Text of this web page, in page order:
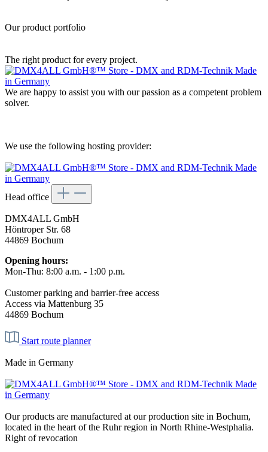
Our product portfolio
The right product for every project.
We are happy to assist you with our passion as a competent problem
solver.
We use the following hosting provider:
Head office
DMX4ALL GmbH
Höntroper Str. 68
44869 Bochum
Opening hours:
Mon-Thu: 8:00 a.m. - 1:00 p.m.
Customer parking and barrier-free access
Access via Mattenburg 35
44869 Bochum
Start route planner
Made in Germany
Our products are manufactured at our production site in Bochum,
located in the heart of the Ruhr region in North Rhine-Westphalia.
Right of revocation